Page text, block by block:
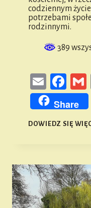
codziennym
potrzebami
rodzinnymi.
389
Email
Share
DOWIEDZ SIĘ